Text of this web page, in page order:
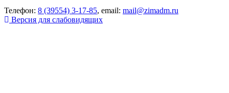
Телефон: 8 (39554) 3-17-85, email: mail@zimadm.ru
Версия для слабовидящих